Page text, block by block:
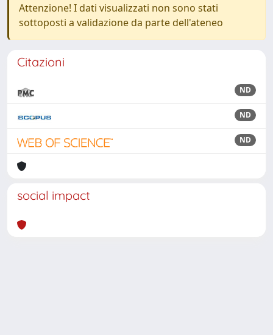
Attenzione! I dati visualizzati non sono stati
sottoposti a validazione da parte dell'ateneo
Citazioni
ND
ND
ND
social impact